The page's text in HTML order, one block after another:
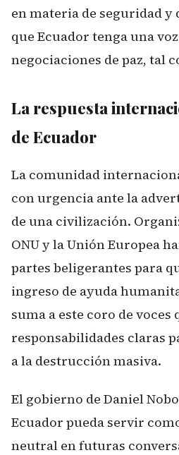
en materia de seguridad y
que Ecuador tenga una
negociaciones de paz, tal
La respuesta
de Ecuador
La comunidad
con urgencia ante la
de una civilización.
ONU y la Unión Europea
partes beligerantes para
ingreso de ayuda
suma a este coro de voces
responsabilidades claras
a la destrucción masiva.
El gobierno de Daniel
Ecuador pueda servir
neutral en futuras